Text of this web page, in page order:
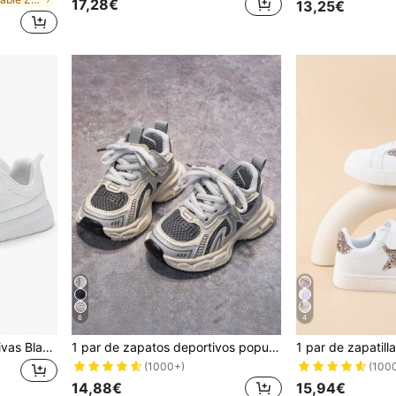
17,28€ 13,25€
1 Par De Zapatillas Deportivas Blancas Para Niños, Zapatos De Skate Bajos Para Niños, Zapatos Casuales Escolares Para Niñas
6
1 par de zapatos deportivos populares para niños, nuevos zapatos casuales de malla transpirable con suela blanda y antideslizante para niños y niñas en otoño/invierno, zapatillas deportivas
(1000+)
14,88€
4
15,94€